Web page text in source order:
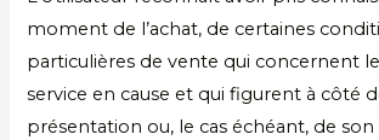
moment de l’achat, de certaines
particulières de vente qui concernent
service en cause et qui figurent à côté
présentation ou, le cas échéant, de son